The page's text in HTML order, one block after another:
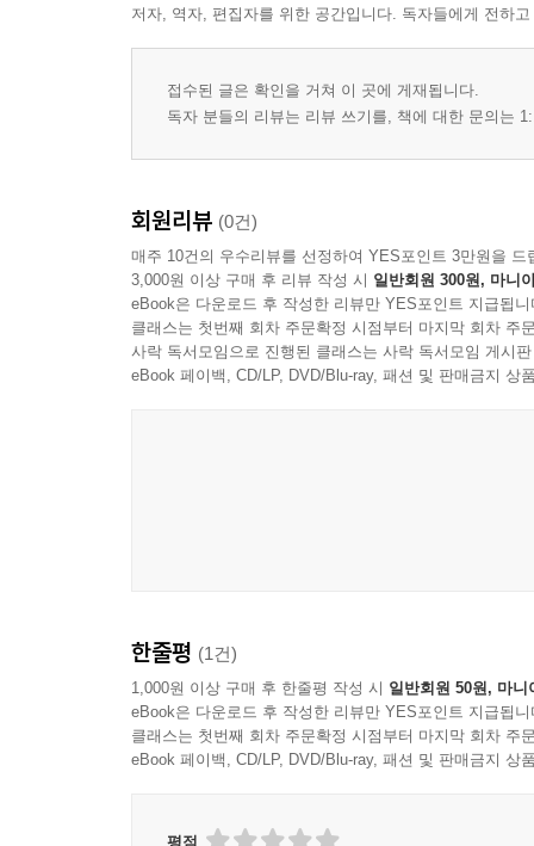
저자, 역자, 편집자를 위한 공간입니다. 독자들에게 전하
접수된 글은 확인을 거쳐 이 곳에 게재됩니다.
독자 분들의 리뷰는 리뷰 쓰기를, 책에 대한 문의는
회원리뷰 (0건)
매주 10건의 우수리뷰를 선정하여 YES포인트 3만원을 드
3,000원 이상 구매 후 리뷰 작성 시 일반회원 300원, 마니
eBook은 다운로드 후 작성한 리뷰만 YES포인트 지급됩니
클래스는 첫번째 회차 주문확정 시점부터 마지막 회차 주
사락 독서모임으로 진행된 클래스는 사락 독서모임 게시
eBook 페이백, CD/LP, DVD/Blu-ray, 패션 및 판매금지 상
한줄평 (1건)
1,000원 이상 구매 후 한줄평 작성 시 일반회원 50원, 마니
eBook은 다운로드 후 작성한 리뷰만 YES포인트 지급됩니
클래스는 첫번째 회차 주문확정 시점부터 마지막 회차 주
eBook 페이백, CD/LP, DVD/Blu-ray, 패션 및 판매금지 상
평점